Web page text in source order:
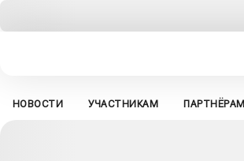
НОВОСТИ УЧАСТНИКАМ ПАРТНЁРАМ